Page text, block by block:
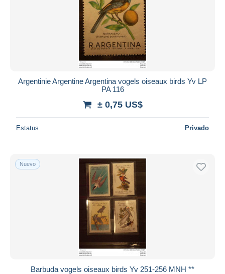
Argentinie Argentine Argentina vogels oiseaux birds Yv LP
PA 116
± 0,75 US$
Estatus Privado
Nuevo
Barbuda vogels oiseaux birds Yv 251-256 MNH **